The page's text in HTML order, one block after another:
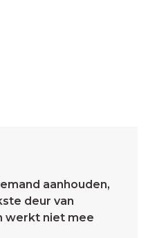
aanhouden,
deur van
werkt niet mee